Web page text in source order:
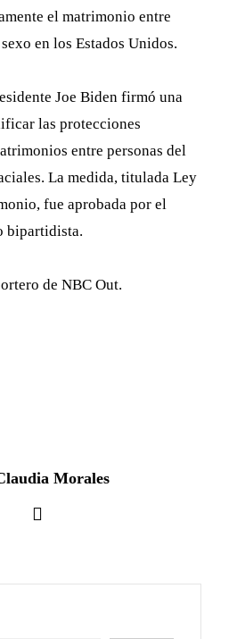
el matrimonio entre
en los Estados Unidos.
Joe Biden firmó una
las protecciones
entre personas del
La medida, titulada Ley
fue aprobada por el
bipartidista.
de NBC Out.
Morales